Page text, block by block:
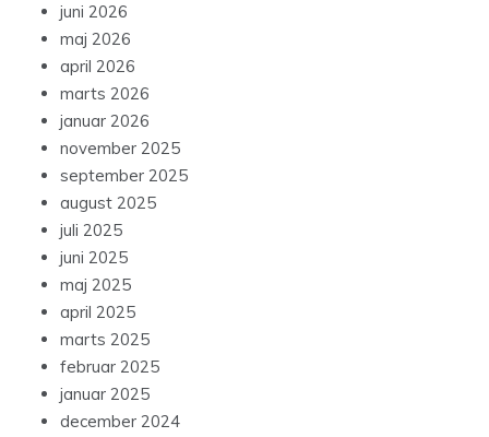
juni 2026
maj 2026
april 2026
marts 2026
januar 2026
november 2025
september 2025
august 2025
juli 2025
juni 2025
maj 2025
april 2025
marts 2025
februar 2025
januar 2025
december 2024